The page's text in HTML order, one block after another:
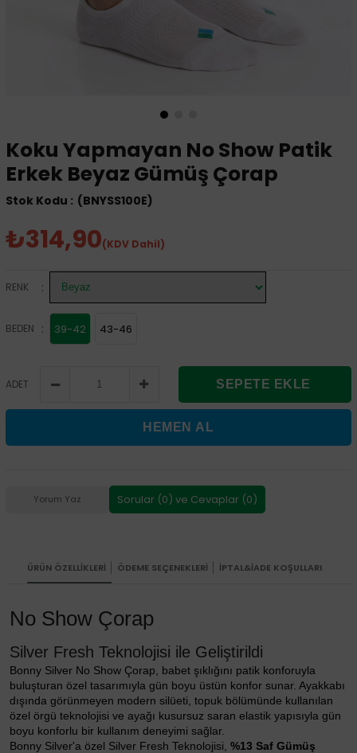
Koku Yapmayan No Show Patik
Erkek Beyaz Gümüş Çorap
(BNYSS100E)
₺314,90(KDV Dahil)
RENK :
BEDEN : 39-42 43-46
ADET
Yorum Yaz Sorular (0) ve Cevaplar (0)
ÜRÜN ÖZELLIKLERI ÖDEME SEÇENEKLERI İPTAL&İADE KOŞULLARI
No Show Çorap
Silver Fresh Teknolojisi ile Geliştirildi
Bonny Silver No Show Çorap, babet şıklığını patik konforuyla
buluşturan özel tasarımıyla gün boyu üstün konfor sunar. Ayakkabı
dışında görünmeyen modern silüeti, topuk bölümünde kullanılan
özel örgü teknolojisi ve ayağı kusursuz saran elastik yapısıyla gün
boyu konforlu bir kullanım deneyimi sağlar.
Bonny Silver'a özel Silver Fresh Teknolojisi, %13 Saf Gümüş